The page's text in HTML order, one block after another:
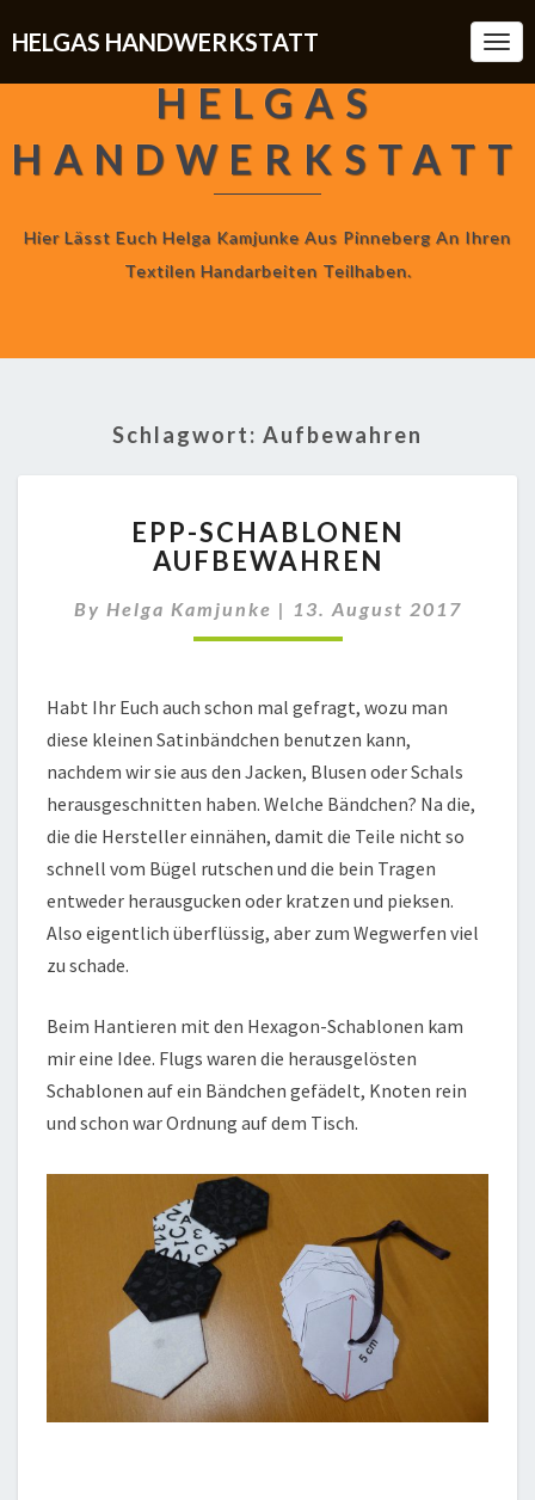
HELGAS HANDWERKSTATT
HELGAS
HANDWERKSTATT
Hier Lässt Euch Helga Kamjunke Aus Pinneberg An Ihren
Textilen Handarbeiten Teilhaben.
Schlagwort: Aufbewahren
SCHABLONEN
AUFBEWAHREN
EPP-SCHABLONEN
AUFBEWAHREN
By Helga Kamjunke | 13. August 2017
Habt Ihr Euch auch schon mal gefragt, wozu man
diese kleinen Satinbändchen benutzen kann,
nachdem wir sie aus den Jacken, Blusen oder Schals
herausgeschnitten haben. Welche Bändchen? Na die,
die die Hersteller einnähen, damit die Teile nicht so
schnell vom Bügel rutschen und die bein Tragen
entweder herausgucken oder kratzen und pieksen.
Also eigentlich überflüssig, aber zum Wegwerfen viel
zu schade.
Beim Hantieren mit den Hexagon-Schablonen kam
mir eine Idee. Flugs waren die herausgelösten
Schablonen auf ein Bändchen gefädelt, Knoten rein
und schon war Ordnung auf dem Tisch.